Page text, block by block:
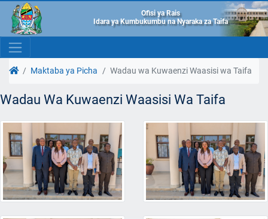
Ofisi ya Rais
Idara ya Kumbukumbu na Nyaraka za Taifa
Maktaba ya Picha Wadau wa Kuwaenzi Waasisi wa Taifa
Wadau Wa Kuwaenzi Waasisi Wa Taifa